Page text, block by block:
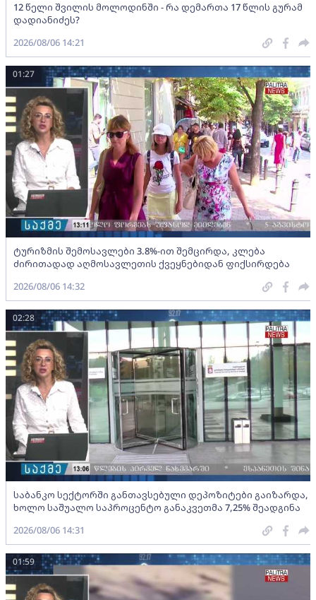
12 წელი შვილის მოლოდინში - რა დემართა 17 წლის გურამ
დადიანიძეს?
2026/08/06 14:21
ტურიზმის შემოსავლები 3.8%-ით შემცირდა, კლება
ძირითადად აღმოსავლეთის ქვეყნებიდან ფიქსირდება
01:27
2026/08/06 14:32
საბანკო სექტორში განთავსებული დეპოზიტები გაიზარდა,
ხოლო საშუალო საპროცენტო განაკვეთმა 7,25% შეადგინა
02:28
2026/08/06 14:31
01:59